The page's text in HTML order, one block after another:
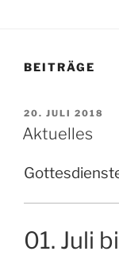
BEITRÄGE
AM
20. JULI 2018
Aktuelles
01. Juli